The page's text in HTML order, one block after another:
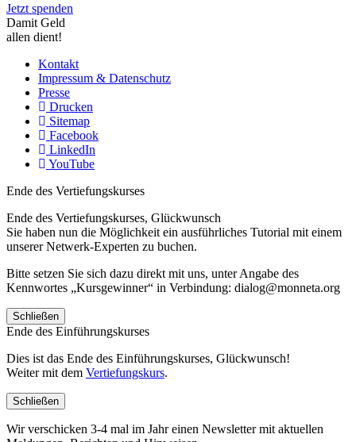
Jetzt spenden
Damit Geld
allen dient!
Kontakt
Impressum & Datenschutz
Presse
Drucken
Sitemap
Facebook
LinkedIn
YouTube
Ende des Vertiefungskurses
Ende des Vertiefungskurses, Glückwunsch
Sie haben nun die Möglichkeit ein ausführliches Tutorial mit einem
unserer Netwerk-Experten zu buchen.
Bitte setzen Sie sich dazu direkt mit uns, unter Angabe des
Kennwortes „Kursgewinner“ in Verbindung: dialog@monneta.org
Schließen
Ende des Einführungskurses
Dies ist das Ende des Einführungskurses, Glückwunsch!
Weiter mit dem Vertiefungskurs.
Schließen
Wir verschicken 3-4 mal im Jahr einen Newsletter mit aktuellen